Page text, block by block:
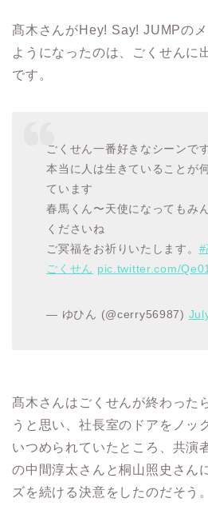
髙木さんがHey! Say! JUMPの
ようになったのは、ごくせんに
です。
ごくせん一番好きなシーンです
本当に人は生きていることが
ています
春馬くん〜天使になってもみ
くださいね
ご冥福をお祈りいたします。 #
ごくせん pic.twitter.com/
— ゆひん (@cerry56987)
髙木さんはごくせんが終わった
うと思い、社長室のドアをノッ
いつめられていたところ、共演
の中間淳太さんと桐山照史さん
ズを続ける決意をしたのだそう。